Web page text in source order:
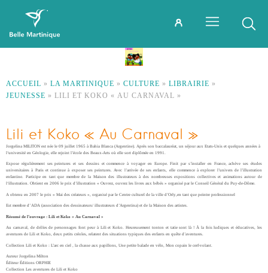
ACCUEIL » LA MARTINIQUE » CULTURE » LIBRAIRIE »
JEUNESSE » LILI ET KOKO « AU CARNAVAL »
Lili et Koko « Au Carnaval »
Jorgelina MILITON est née le 09 juillet 1965 à Bahia Blanca (Argentine). Après son baccalauréat, un séjour aux Etats-Unis et quelques années à
l‘université en Géologie, elle rejoint l’école des Beaux-Arts où elle sort diplômée en 1991.
Expose régulièrement ses peintures et ses dessins et commence à voyager en Europe. Finit par s’installer en France, achève ses études
universitaires à Paris et continue à exposer ses peintures. Avec l’arrivée de ses enfants, elle commence à explorer l’univers de l’illustration
enfantine. Participe en tant que membre de la Maison des illustrateurs à des nombreuses expositions collectives et animations autour de
l‘illustration. Obtient en 2006 le prix d’illustration « Ouvrez, ouvrez les livres aux bébés » organisé par le Conseil Général du Puy-de-Dôme.
A obtenu en 2007 le prix « Mai des créateurs », organisé par le Centre culturel de la ville d’Orly,en tant que peintre professionnel
Est membre d’ ADA (association des dessinateurs/ illustrateurs d’Argentina) et de la Maison des artistes.
Résumé de l’ouvrage : Lili et Koko « Au Carnaval »
Au carnaval, de drôles de personnages font peur à Lili et Koko. Heureusement tonton et tatie sont là ! À la fois ludiques et éducatives, les
aventures de Lili et Koko, deux petits créoles, relatent des situations typiques des enfants en quête d’aventures.
Collection Lili et Koko : L’arc en ciel , la chasse aux papillons, Une petite balade en vélo, Mon copain le cerf-volant.
Auteur Jorgelina Milton
Éditeur Éditions ORPHIE
Collection Les aventures de Lili et Koko